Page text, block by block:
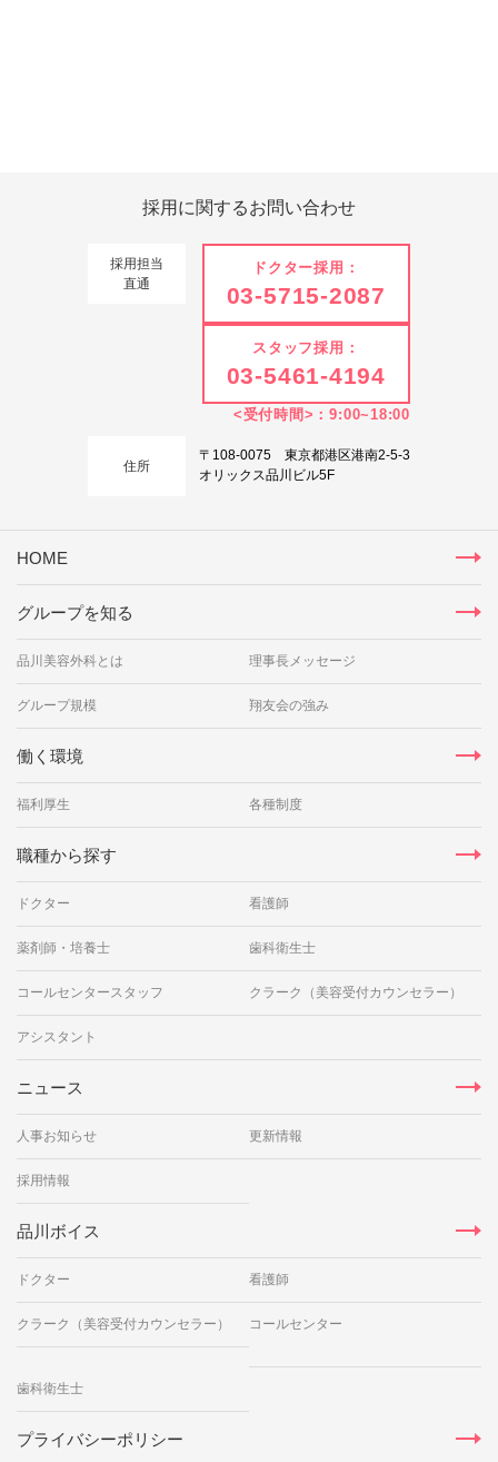
採用に関するお問い合わせ
採用担当
直通
ドクター採用：
03-5715-2087
スタッフ採用：
03-5461-4194
<受付時間>：9:00~18:00
住所
〒108-0075 東京都港区港南2-5-3
オリックス品川ビル5F
HOME
グループを知る
品川美容外科とは 理事長メッセージ
グループ規模 翔友会の強み
働く環境
福利厚生 各種制度
職種から探す
ドクター 看護師
薬剤師・培養士 歯科衛生士
コールセンタースタッフ クラーク（美容受付カウンセラー）
アシスタント
ニュース
人事お知らせ 更新情報
採用情報
品川ボイス
ドクター 看護師
クラーク（美容受付カウンセラー） コールセンター
歯科衛生士
プライバシーポリシー